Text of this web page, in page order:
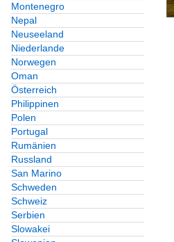
Montenegro
Nepal
Neuseeland
Niederlande
Norwegen
Oman
Österreich
Philippinen
Polen
Portugal
Rumänien
Russland
San Marino
Schweden
Schweiz
Serbien
Slowakei